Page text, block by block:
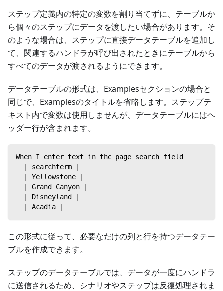
ステップ定義内の特定の変数を割り当てずに、テーブルか
ら個々のステップにデータを渡したい場合があります。そ
のような場合は、ステップに直接データテーブルを追加し
て、関連するハンドラが呼び出されたときにテーブルから
すべてのデータが渡されるようにできます。
データテーブルの形式は、Examplesセクションの場合と
同じで、Examplesのタイトルを省略します。ステップテ
キスト内で変数は使用しませんが、データテーブルにはヘ
ッダー行が含まれます。
When I enter text in the page search field
  | searchterm |
  | Yellowstone |
  | Grand Canyon |
  | Disneyland |
  | Acadia |
この形式に従って、必要なだけの列と行を持つデータテー
ブルを作成できます。
ステップのデータテーブルでは、データが一度にハンドラ
に送信されるため、シナリオやステップは反復処理されま